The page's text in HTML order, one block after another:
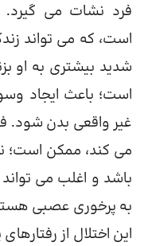
فرد نشات می
است، که می تواند
شدید بیشتری به او
است؛ باعث ایجاد
غیر واقعی بدن شود.
می کند، ممکن
باشد و اغلب می تواند
به پرخوری عصبی
این اختلال از